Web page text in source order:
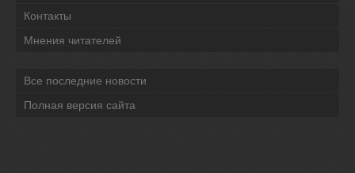
Контакты
Мнения читателей
Все последние новости
Полная версия сайта